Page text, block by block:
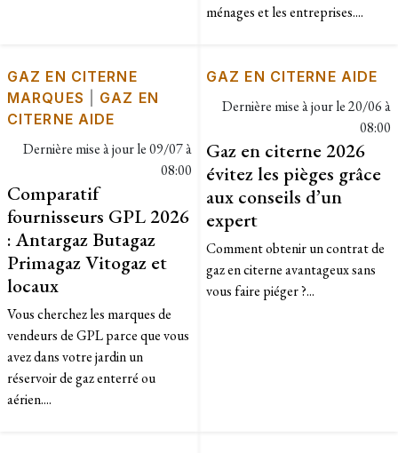
ménages et les entreprises....
GAZ EN CITERNE
MARQUES
GAZ EN
CITERNE AIDE
Dernière mise à jour le09/07 à
08:00
Comparatif
fournisseurs GPL 2026
: Antargaz Butagaz
Primagaz Vitogaz et
locaux
Vous cherchez les marques de
vendeurs de GPL parce que vous
avez dans votre jardin un
réservoir de gaz enterré ou
aérien....
GAZ EN CITERNE AIDE
Dernière mise à jour le20/06 à
08:00
Gaz en citerne 2026
évitez les pièges grâce
aux conseils d’un
expert
Comment obtenir un contrat de
gaz en citerne avantageux sans
vous faire piéger ?...